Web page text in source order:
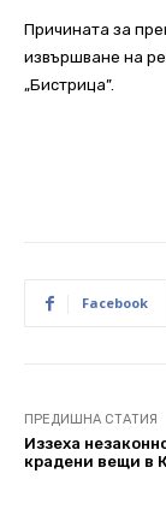
Причината за
извършване на
„Бистрица”.
Facebook
ПРЕДИШНА СТАТИЯ
Иззеха
крадени вещи в